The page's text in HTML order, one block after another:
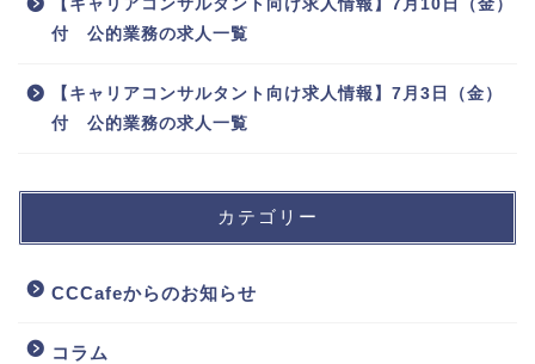
【キャリアコンサルタント向け求人情報】7月10日（金）
付 公的業務の求人一覧
【キャリアコンサルタント向け求人情報】7月3日（金）
付 公的業務の求人一覧
カテゴリー
CCCafeからのお知らせ
コラム